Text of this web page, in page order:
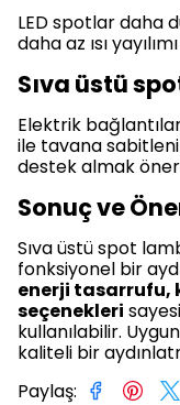
LED spotlar daha
daha az ısı
Sıva üstü
Elektrik
ile tavana
destek almak
Sonuç ve
Sıva üstü spot
fonksiyonel bir
enerji tasarrufu,
seçenekleri
kullanılabilir.
kaliteli bir
Paylaş: